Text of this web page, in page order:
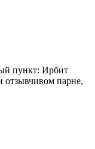
пункт: Ирбит
отзывчивом парне,